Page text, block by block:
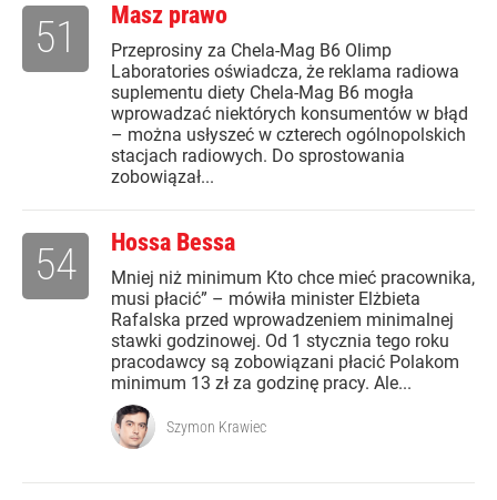
Masz prawo
Przeprosiny za Chela-Mag B6 Olimp
Laboratories oświadcza, że reklama radiowa
suplementu diety Chela-Mag B6 mogła
wprowadzać niektórych konsumentów w błąd
– można usłyszeć w czterech ogólnopolskich
stacjach radiowych. Do sprostowania
zobowiązał...
51
Hossa Bessa
Mniej niż minimum Kto chce mieć pracownika,
musi płacić” – mówiła minister Elżbieta
Rafalska przed wprowadzeniem minimalnej
stawki godzinowej. Od 1 stycznia tego roku
pracodawcy są zobowiązani płacić Polakom
minimum 13 zł za godzinę pracy. Ale...
54
Szymon Krawiec